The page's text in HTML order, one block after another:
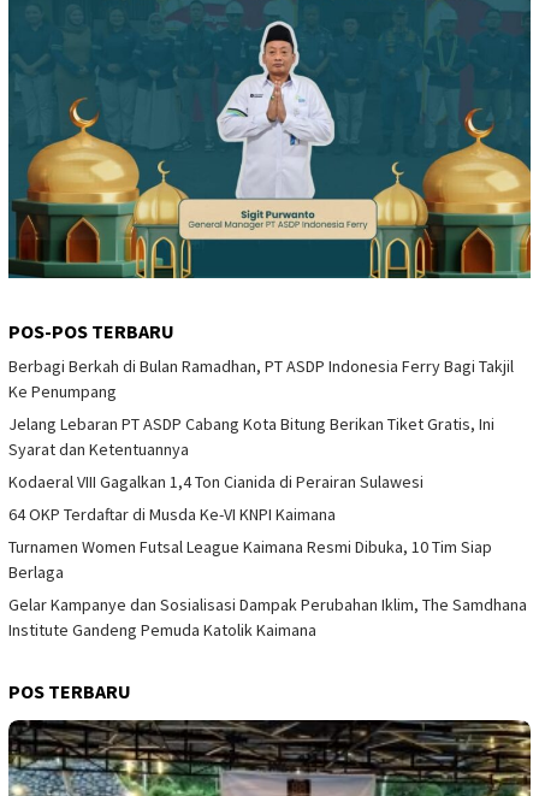
POS-POS TERBARU
Berbagi Berkah di Bulan Ramadhan, PT ASDP Indonesia Ferry Bagi Takjil
Ke Penumpang
Jelang Lebaran PT ASDP Cabang Kota Bitung Berikan Tiket Gratis, Ini
Syarat dan Ketentuannya
Kodaeral VIII Gagalkan 1,4 Ton Cianida di Perairan Sulawesi
64 OKP Terdaftar di Musda Ke-VI KNPI Kaimana
Turnamen Women Futsal League Kaimana Resmi Dibuka, 10 Tim Siap
Berlaga
Gelar Kampanye dan Sosialisasi Dampak Perubahan Iklim, The Samdhana
Institute Gandeng Pemuda Katolik Kaimana
POS TERBARU